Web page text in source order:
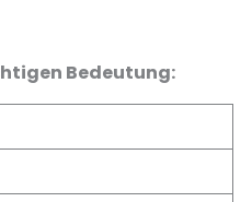
Bedeutung: